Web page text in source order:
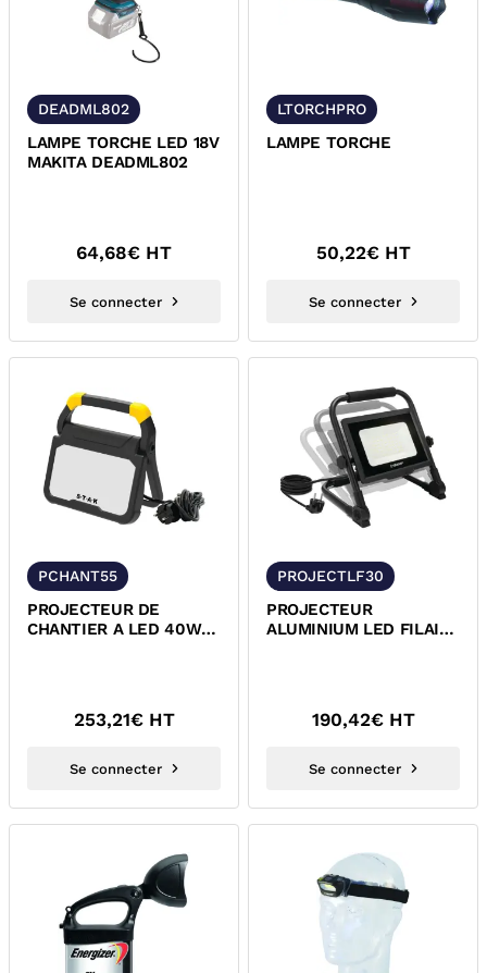
DEADML802
LAMPE TORCHE LED 18V
MAKITA DEADML802
64,68€ HT
Se connecter
LTORCHPRO
LAMPE TORCHE
50,22€ HT
Se connecter
PCHANT55
PROJECTEUR DE
CHANTIER A LED 40W
253,21€ HT
Se connecter
PROJECTLF30
PROJECTEUR
ALUMINIUM LED FILAIRE
190,42€ HT
Se connecter